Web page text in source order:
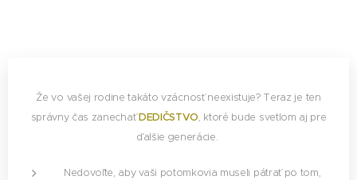
Že vo vašej rodine takáto vzácnosť neexistuje? Teraz je ten
správny čas zanechaťDEDIČSTVO, ktoré bude svetlom aj pre
ďalšie generácie.
Nedovoľte, aby vaši potomkovia museli pátrať po tom,